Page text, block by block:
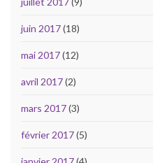
juin 2017(18)
mai 2017(12)
avril 2017(2)
mars 2017(3)
février 2017(5)